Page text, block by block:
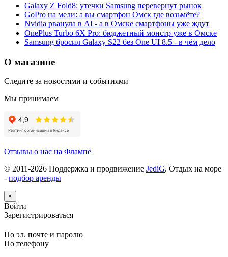
Galaxy Z Fold8: утечки Samsung перевернут рынок
GoPro на мели: а вы смартфон Омск где возьмёте?
Nvidia рванула в AI - а в Омске смартфоны уже ждут
OnePlus Turbo 6X Pro: бюджетный монстр уже в Омске
Samsung бросил Galaxy S22 без One UI 8.5 - в чём дело
О магазине
Следите за новостями и событиями
Мы принимаем
Отзывы о нас на Флампе
© 2011-2026 Поддержка и продвижение JediG. Отдых на море
- подбор аренды
×
Войти
Зарегистрироваться
По эл. почте и паролю
По телефону